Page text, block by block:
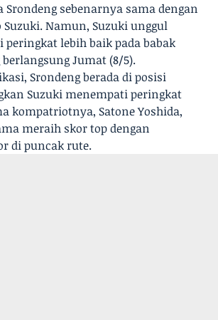
Srondeng sebenarnya sama dengan
Suzuki. Namun, Suzuki unggul
lebih baik pada babak
Jumat (8/5).
Srondeng berada di posisi
Suzuki menempati peringkat
kompatriotnya, Satone Yoshida,
meraih skor top dengan
di puncak rute.